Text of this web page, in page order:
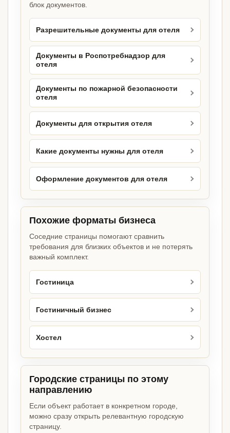
блок документов.
Разрешительные документы для отеля
Документы в Роспотребнадзор для
отеля
Документы по пожарной безопасности
отеля
Документы для открытия отеля
Какие документы нужны для отеля
Оформление документов для отеля
Похожие форматы бизнеса
Соседние страницы помогают сравнить
требования для близких объектов и не потерять
важный комплект.
Гостиница
Гостиничный бизнес
Хостел
Городские страницы по этому
направлению
Если объект работает в конкретном городе,
можно сразу открыть релевантную городскую
страницу.